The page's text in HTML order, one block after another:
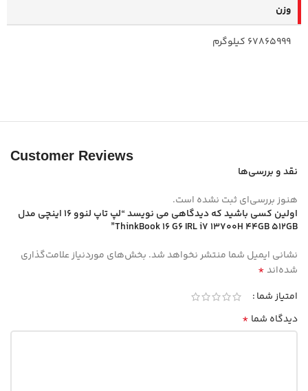
وزن
67865999 کیلوگرم
Customer Reviews
نقد و بررسی‌ها
هنوز بررسی‌ای ثبت نشده است.
اولین کسی باشید که دیدگاهی می نویسد “لپ تاپ لنوو 16 اینچی مدل
ThinkBook 16 G6 IRL i7 13700H 44GB 512GB”
نشانی ایمیل شما منتشر نخواهد شد. بخش‌های موردنیاز علامت‌گذاری
شده‌اند*
امتیاز شما
دیدگاه شما *